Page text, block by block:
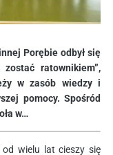
Porębie odbył się
ratownikiem”,
w zasób wiedzy i
pomocy. Spośród
w…
od wielu lat cieszy się